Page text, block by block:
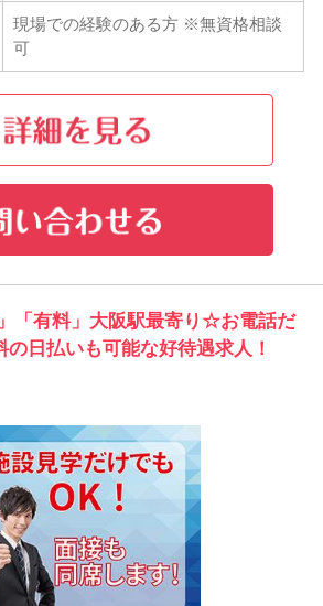
現場での経験のある方 ※無資格相談
可
「有料」大阪駅最寄り☆お電話だ
日払いも可能な好待遇求人！